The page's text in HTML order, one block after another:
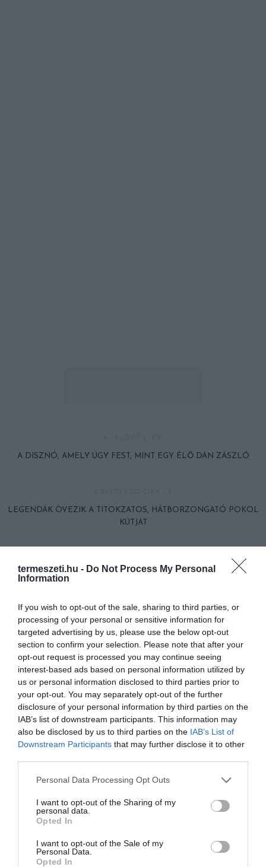
termeszeti.hu - Do Not Process My Personal
Information
If you wish to opt-out of the sale, sharing to third parties, or
processing of your personal or sensitive information for
targeted advertising by us, please use the below opt-out
section to confirm your selection. Please note that after your
opt-out request is processed you may continue seeing
interest-based ads based on personal information utilized by
us or personal information disclosed to third parties prior to
your opt-out. You may separately opt-out of the further
disclosure of your personal information by third parties on the
IAB’s list of downstream participants. This information may
also be disclosed by us to third parties on the IAB’s List of
Downstream Participants that may further disclose it to other
Please note that this website/app uses one or more Google
not limited to your visit or usage behaviour. You may click to
grant or deny consent to Google and its third-party tags to
use your data for below specified purposes in below Google
consent section.
Personal Data Processing Opt Outs
I want to opt-out of the Sharing of my
personal data.
Opted In
I want to opt-out of the Sale of my
Personal Data.
Opted In
A DISZNÓ, AMELY ÚGY FEST, MINT EGY ÉLŐ DÁN ZÁSZLÓ
LEGENDÁK ÖVEZIK A TITOKZATOS, HÁTBORZONGATÓ POKOL
KÚTJÁT
HASONLÓ ÉRDEKESSÉGEK
A KORALLZÁTONY NEM CSAK
SZÍNES HALAKBÓL ÁLL: MOST
500 EDDIG ISMERETLEN
LAKÓJÁT MUTATTA MEG
2026-08-06
HŐKUPOLA MAGYARORSZÁG
FELETT: MI EZ A LÁTHATATLAN
FEDŐ, ÉS MI TÖRTÉNIK
ALATTA A TERMÉSZETTEL?
2026-08-03